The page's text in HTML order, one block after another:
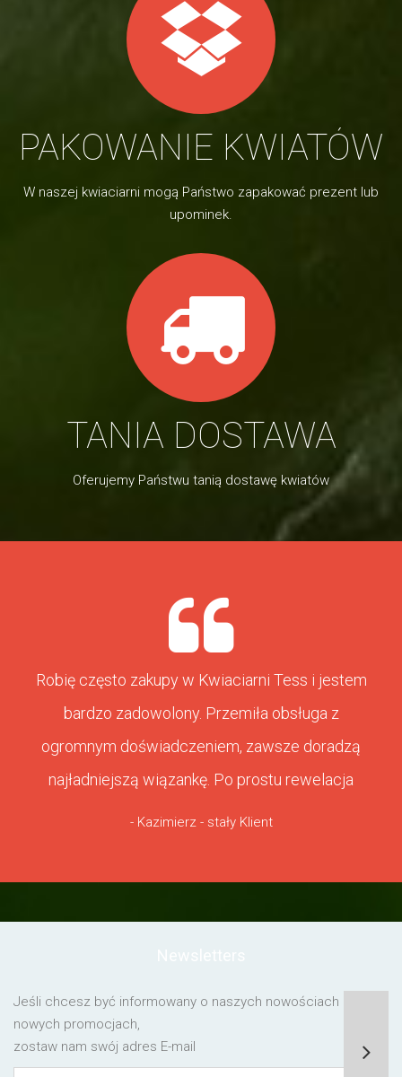
PAKOWANIE KWIATÓW
W naszej kwiaciarni mogą Państwo zapakować prezent lub
upominek.
TANIA DOSTAWA
Oferujemy Państwu tanią dostawę kwiatów
Robię często zakupy w Kwiaciarni Tess i jestem
bardzo zadowolony. Przemiła obsługa z
ogromnym doświadczeniem, zawsze doradzą
najładniejszą wiązankę. Po prostu rewelacja
- Kazimierz - stały Klient
Jeśli chcesz być informowany o naszych nowościach lub o
nowych promocjach,
zostaw nam swój adres E-mail